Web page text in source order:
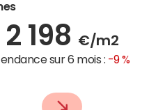
2 198 €/m2
sur 6 mois : -9 %